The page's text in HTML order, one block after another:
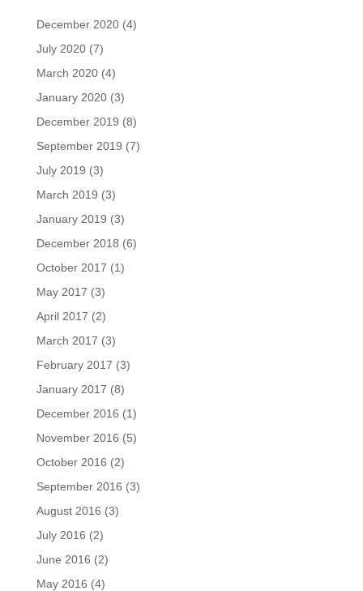
December 2020(4)
July 2020(7)
March 2020(4)
January 2020(3)
December 2019 (8)
September 2019 (7)
July 2019 (3)
March 2019 (3)
January 2019 (3)
December 2018 (6)
October 2017 (1)
May 2017 (3)
April 2017 (2)
March 2017 (3)
February 2017 (3)
January 2017 (8)
December 2016 (1)
November 2016 (5)
October 2016 (2)
September 2016 (3)
August 2016 (3)
July 2016 (2)
June 2016 (2)
May 2016 (4)